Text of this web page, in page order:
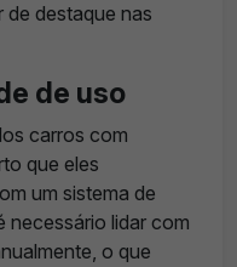
de destaque nas
de uso
carros com
que eles
um sistema de
necessário lidar com
o que